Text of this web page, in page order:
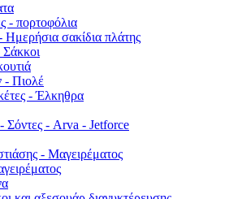
- πορτοφόλια
Ημερήσια σακίδια πλάτης
Σάκκοι
Πιολέ
- Έλκηθρα
Σόντες - Arva - Jetforce
- Μαγειρέματος